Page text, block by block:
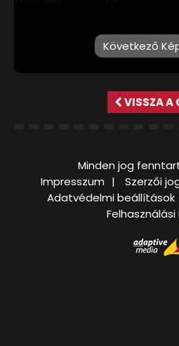
Következő
VISSZA A
Minden jog
Impresszum
Szerzői
Adatvédelmi beállítások